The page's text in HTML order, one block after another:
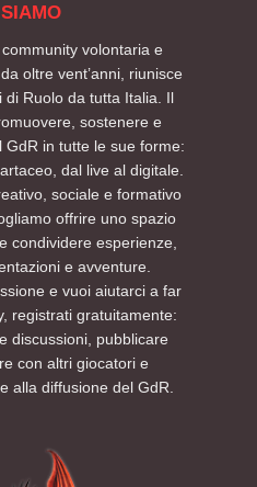
volontaria e
oltre vent’anni, riunisce
di Ruolo da tutta Italia. Il
sostenere e
in tutte le sue forme:
dal live al digitale.
sociale e formativo
offrire uno spazio
condividere esperienze,
e avventure.
e vuoi aiutarci a far
registrati gratuitamente:
discussioni, pubblicare
con altri giocatori e
alla diffusione del GdR.